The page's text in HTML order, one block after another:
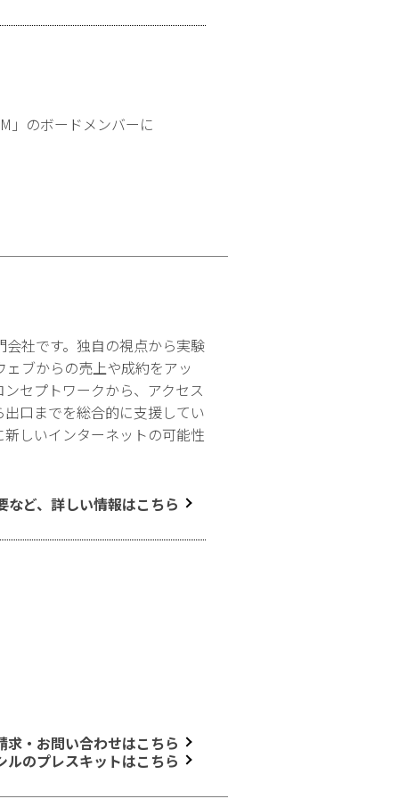
」のボードメンバーに
社です。独自の視点から実験
ブからの売上や成約をアッ
セプトワークから、アクセス
口までを総合的に支援してい
しいインターネットの可能性
など、詳しい情報はこちら
求・お問い合わせはこちら
ルのプレスキットはこちら